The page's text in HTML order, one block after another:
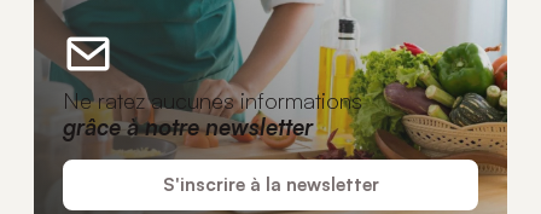
Ne ratez aucunes informations
grâce à notre newsletter
S'inscrire à la newsletter